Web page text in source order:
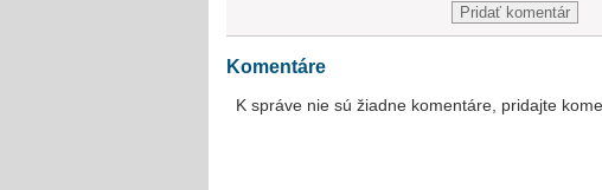
Komentáre
K správe nie sú žiadne komentáre, pridajte